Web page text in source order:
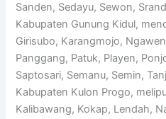
Sanden, Sedayu, Sewon,
Kabupaten Gunung Kidul,
Girisubo, Karangmojo,
Panggang, Patuk, Playen,
Saptosari, Semanu, Semin,
Kabupaten Kulon Progo,
Kalibawang, Kokap, Lendah,